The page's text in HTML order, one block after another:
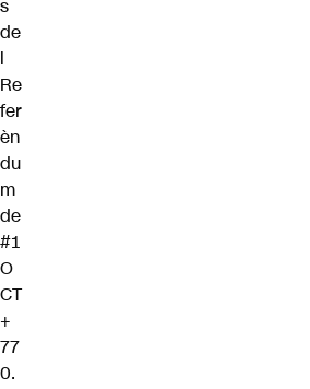
s
de
l
Re
fer
èn
du
m
de
#1
O
CT
+
77
0.